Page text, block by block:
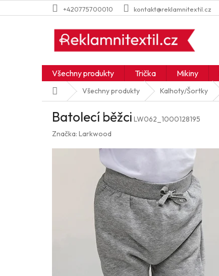
na
+420775700010 kontakt@reklamnitextil.cz
Všechny produkty Trička Mikiny
Domů Všechny produkty Kalhoty/Šortky
Batolecí běžci LW062_1000128195
Značka: Larkwood